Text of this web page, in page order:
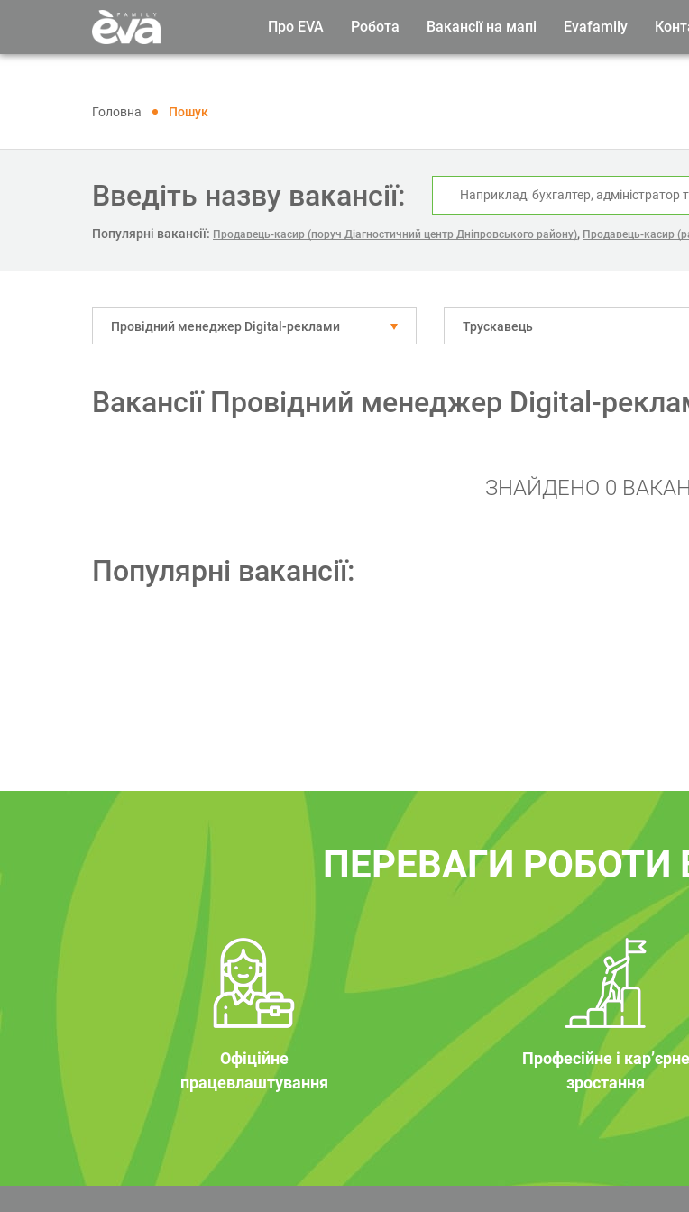
Про EVA Робота Вакансії на мапі Evafamily
Головна Пошук
Введіть назву вакансії:
Популярні вакансії: Продавець-касир (поруч Діагностичний центр Дніпровського району), Продавець-касир
Провідний менеджер Digital-реклами Трускавець
Вакансії Провідний менеджер Digital-
ЗНАЙДЕНО 0
Популярні вакансії:
ПЕРЕВАГИ РОБОТИ
Офіційне
працевлаштування
Професійне і кар’єрне
зростання